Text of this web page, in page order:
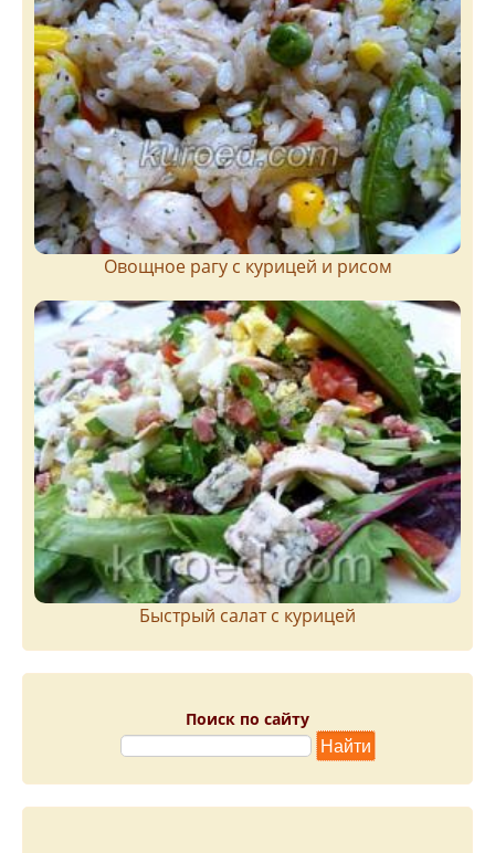
Овощное рагу с курицей и рисом
Быстрый салат с курицей
Поиск по сайту